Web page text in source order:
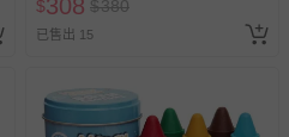
$308 $380
已售出 15